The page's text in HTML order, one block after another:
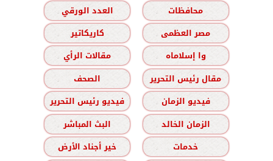
محافظات
العدد الورقي
مصر العظمى
كاريكاتير
وا إسلاماه
مقالات الرأي
مقال رئيس التحرير
الصحف
فيديو الزمان
فيديو رئيس التحرير
الزمان الخالد
البث المباشر
خدمات
خير أجناد الأرض